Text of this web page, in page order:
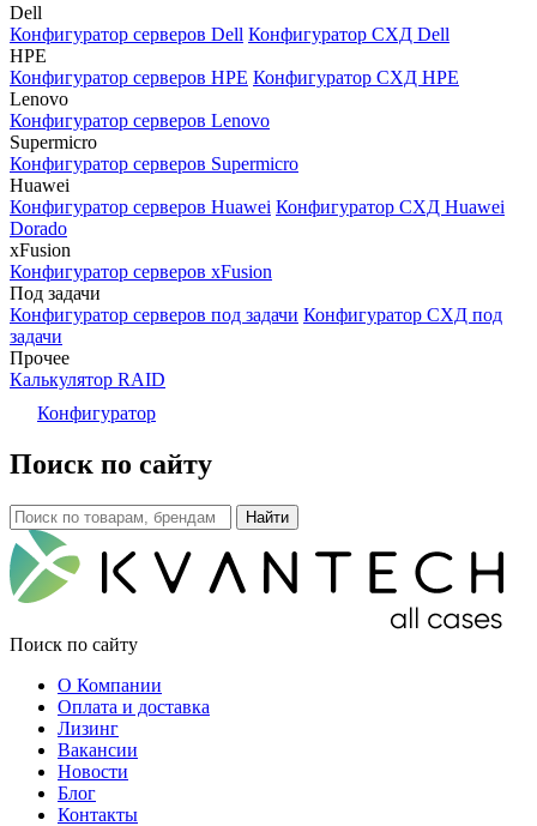
Dell
Конфигуратор серверов Dell Конфигуратор СХД Dell
HPE
Конфигуратор серверов HPE Конфигуратор СХД HPE
Lenovo
Конфигуратор серверов Lenovo
Supermicro
Конфигуратор серверов Supermicro
Huawei
Конфигуратор серверов Huawei Конфигуратор СХД Huawei
Dorado
xFusion
Конфигуратор серверов xFusion
Под задачи
Конфигуратор серверов под задачи Конфигуратор СХД под
задачи
Прочее
Калькулятор RAID
Конфигуратор
Поиск по сайту
Поиск по сайту
О Компании
Оплата и доставка
Лизинг
Вакансии
Новости
Блог
Контакты